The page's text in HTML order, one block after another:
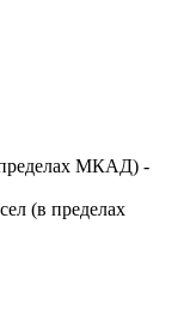
МКАД) -
(в пределах